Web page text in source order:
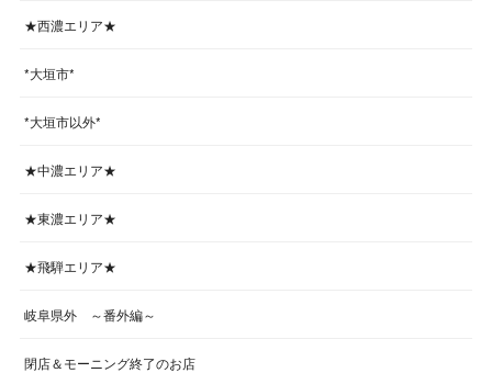
★西濃エリア★
*大垣市*
*大垣市以外*
★中濃エリア★
★東濃エリア★
★飛騨エリア★
岐阜県外 ～番外編～
閉店＆モーニング終了のお店